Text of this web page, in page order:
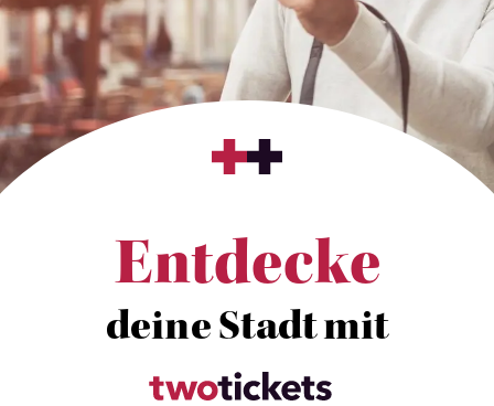
Entdecke
deine Stadt mit